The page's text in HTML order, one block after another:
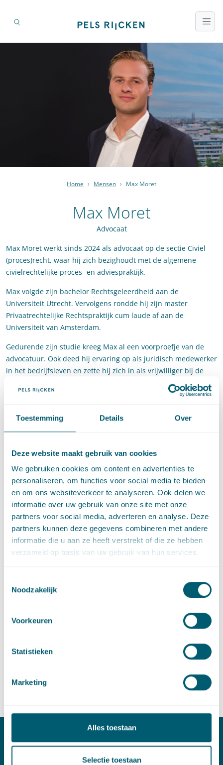
Toestemming Details Over
Deze website maakt gebruik van cookies
We gebruiken cookies om content en advertenties te
personaliseren, om functies voor social media te bieden
en om ons websiteverkeer te analyseren. Ook delen we
informatie over uw gebruik van onze site met onze
partners voor social media, adverteren en analyse. Deze
partners kunnen deze gegevens combineren met andere
informatie die u aan ze heeft verstrekt of die ze hebben
verzameld op basis van uw gebruik van hun services.
Noodzakelijk
Voorkeuren
Statistieken
Marketing
Alles toestaan
Selectie toestaan
Home › Mensen › Max Moret
Max Moret
Advocaat
Max Moret werkt sinds 2024 als advocaat op de sectie Civiel
(proces)recht, waar hij zich bezighoudt met de algemene
civielrechtelijke proces- en adviespraktijk.
Max volgde zijn bachelor Rechtsgeleerdheid aan de
Universiteit Utrecht. Vervolgens rondde hij zijn master
Privaatrechtelijke Rechtspraktijk cum laude af aan de
Universiteit van Amsterdam.
Gedurende zijn studie kreeg Max al een voorproefje van de
advocatuur. Ook deed hij ervaring op als juridisch medewerker
in het bedrijfsleven en zette hij zich in als vrijwilliger bij de
Contact
:max.moret@pelsrijcken.nlStuur een e-mail naar Max Moret
Expertises
Litigation and Arbitration
Centrale overheid
Contact